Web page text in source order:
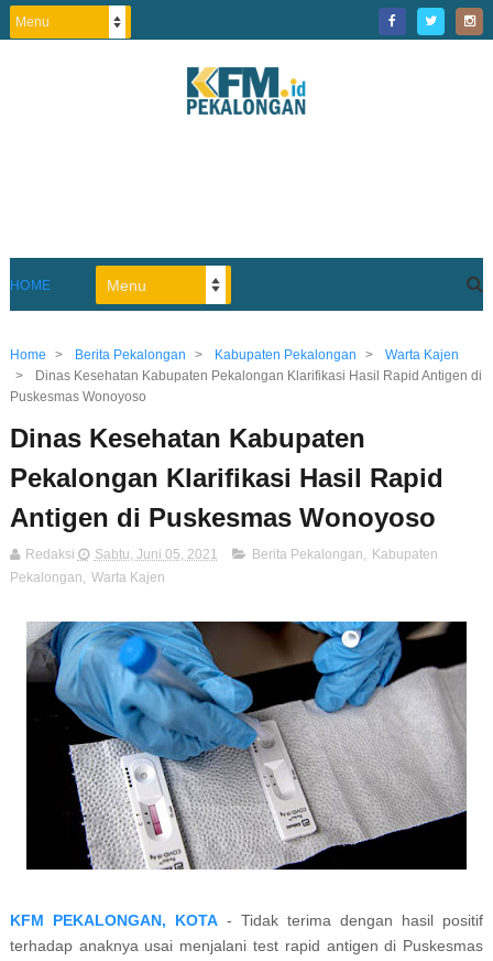
HOME
Home > Berita Pekalongan > Kabupaten Pekalongan >
Warta Kajen
>
Dinas Kesehatan Kabupaten Pekalongan Klarifikasi Hasil Rapid Antigen di
Puskesmas Wonoyoso
Dinas Kesehatan Kabupaten
Pekalongan Klarifikasi Hasil Rapid
Antigen di Puskesmas Wonoyoso
Redaksi Sabtu, Juni 05, 2021 Berita Pekalongan, Kabupaten
Pekalongan, Warta Kajen
KFM PEKALONGAN, KOTA- Tidak terima dengan hasil positif
terhadap anaknya usai menjalani test rapid antigen di Puskesmas